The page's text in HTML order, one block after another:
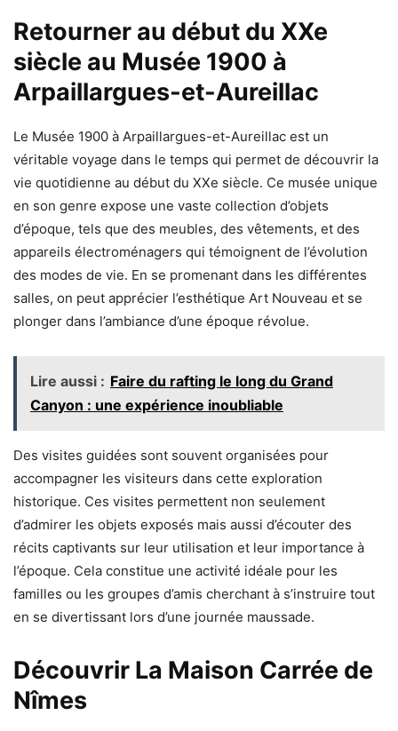
Retourner au début du XXe
siècle au Musée 1900 à
Arpaillargues-et-Aureillac
Le Musée 1900 à Arpaillargues-et-Aureillac est un
véritable voyage dans le temps qui permet de découvrir la
vie quotidienne au début du XXe siècle. Ce musée unique
en son genre expose une vaste collection d’objets
d’époque, tels que des meubles, des vêtements, et des
appareils électroménagers qui témoignent de l’évolution
des modes de vie. En se promenant dans les différentes
salles, on peut apprécier l’esthétique Art Nouveau et se
plonger dans l’ambiance d’une époque révolue.
Lire aussi : Faire du rafting le long du Grand
Canyon : une expérience inoubliable
Des visites guidées sont souvent organisées pour
accompagner les visiteurs dans cette exploration
historique. Ces visites permettent non seulement
d’admirer les objets exposés mais aussi d’écouter des
récits captivants sur leur utilisation et leur importance à
l’époque. Cela constitue une activité idéale pour les
familles ou les groupes d’amis cherchant à s’instruire tout
en se divertissant lors d’une journée maussade.
Découvrir La Maison Carrée de
Nîmes